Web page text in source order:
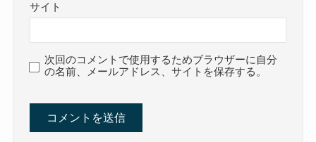
サイト
次回のコメントで使用するためブラウザーに自分
の名前、メールアドレス、サイトを保存する。